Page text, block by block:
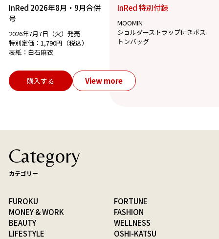
InRed 2026年8月・9月合併
号
2026年7月7日（火）発売
特別定価：1,790円（税込）
表紙：白石麻衣
InRed 特別付録
MOOMIN
ショルダーストラップ付きボス
トンバッグ
購入する View more
Category
カテゴリー
FUROKU
FORTUNE
MONEY & WORK
FASHION
BEAUTY
WELLNESS
LIFESTYLE
OSHI-KATSU